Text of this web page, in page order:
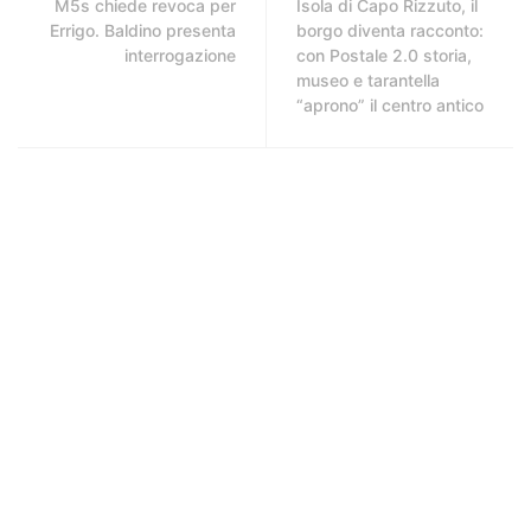
M5s chiede revoca per
Errigo. Baldino presenta
interrogazione
Isola di Capo Rizzuto, il
borgo diventa racconto:
con Postale 2.0 storia,
museo e tarantella
“aprono” il centro antico